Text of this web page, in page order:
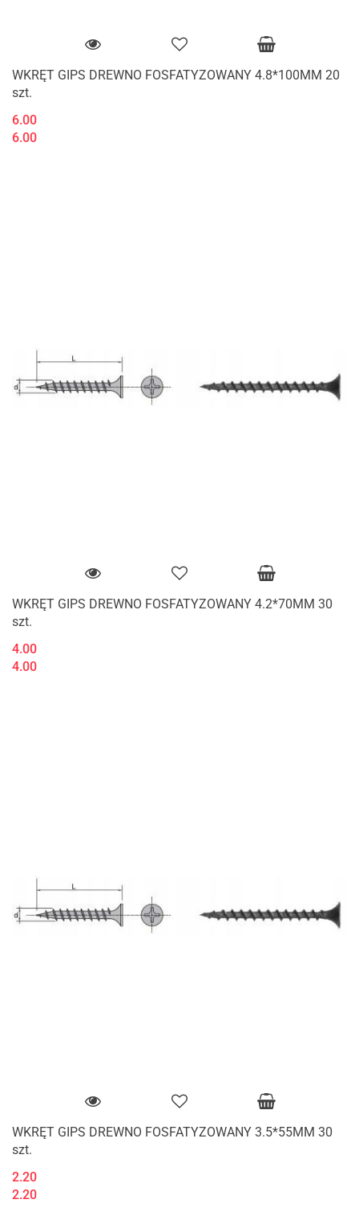
WKRĘT GIPS DREWNO FOSFATYZOWANY 4.8*100MM 20
szt.
6.00
6.00
WKRĘT GIPS DREWNO FOSFATYZOWANY 4.2*70MM 30
szt.
4.00
4.00
WKRĘT GIPS DREWNO FOSFATYZOWANY 3.5*55MM 30
szt.
2.20
2.20